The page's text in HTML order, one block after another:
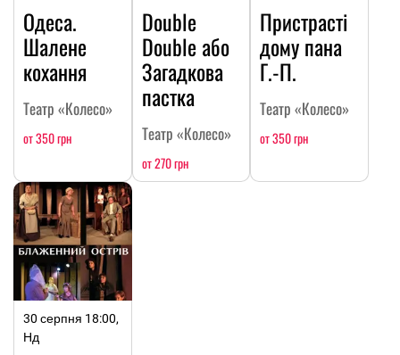
Одеса.
Шалене
кохання
Театр «Колесо»
от 350 грн
Double
Double або
Загадкова
пастка
Театр «Колесо»
от 270 грн
Пристрасті
дому пана
Г.-П.
Театр «Колесо»
от 350 грн
30 серпня 18:00,
Нд